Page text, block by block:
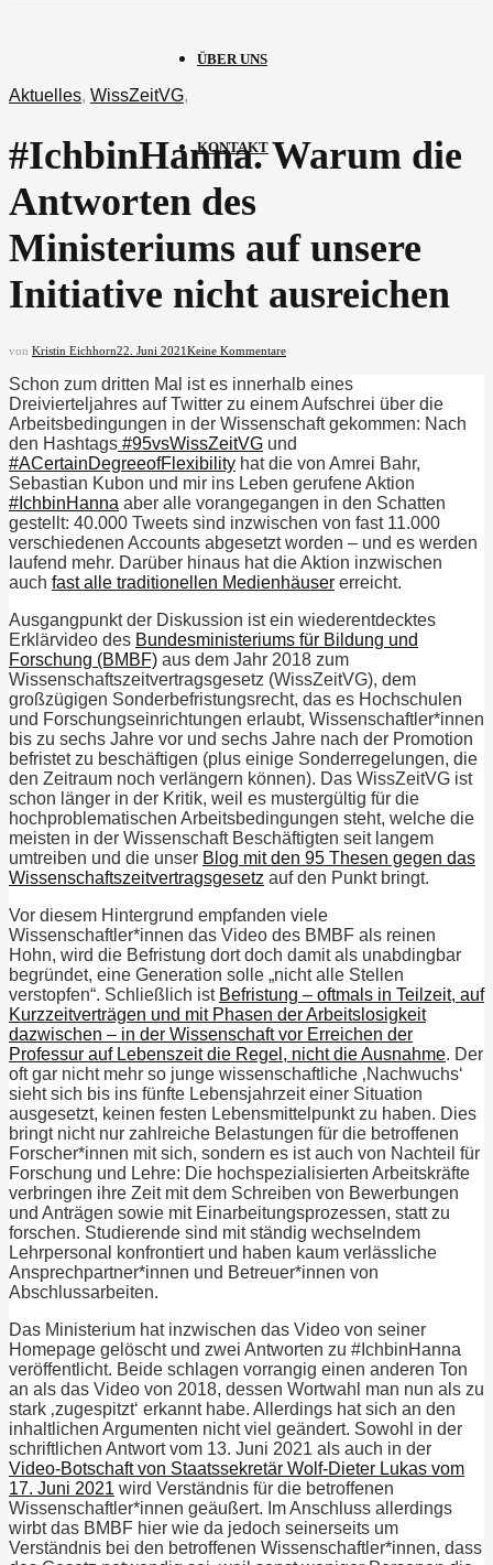
ÜBER UNS
KONTAKT
Aktuelles, WissZeitVG,
#IchbinHanna. Warum die
Antworten des
Ministeriums auf unsere
Initiative nicht ausreichen
von Kristin Eichhorn22. Juni 2021 Keine Kommentare
Schon zum dritten Mal ist es innerhalb eines
Dreivierteljahres auf Twitter zu einem Aufschrei über die
Arbeitsbedingungen in der Wissenschaft gekommen: Nach
den Hashtags #95vsWissZeitVG und
#ACertainDegreeofFlexibility hat die von Amrei Bahr,
Sebastian Kubon und mir ins Leben gerufene Aktion
#IchbinHanna aber alle vorangegangen in den Schatten
gestellt: 40.000 Tweets sind inzwischen von fast 11.000
verschiedenen Accounts abgesetzt worden – und es werden
laufend mehr. Darüber hinaus hat die Aktion inzwischen
auch fast alle traditionellen Medienhäuser erreicht.
Ausgangpunkt der Diskussion ist ein wiederentdecktes
Erklärvideo des Bundesministeriums für Bildung und
Forschung (BMBF) aus dem Jahr 2018 zum
Wissenschaftszeitvertragsgesetz (WissZeitVG), dem
großzügigen Sonderbefristungsrecht, das es Hochschulen
und Forschungseinrichtungen erlaubt, Wissenschaftler*innen
bis zu sechs Jahre vor und sechs Jahre nach der Promotion
befristet zu beschäftigen (plus einige Sonderregelungen, die
den Zeitraum noch verlängern können). Das WissZeitVG ist
schon länger in der Kritik, weil es mustergültig für die
hochproblematischen Arbeitsbedingungen steht, welche die
meisten in der Wissenschaft Beschäftigten seit langem
umtreiben und die unser Blog mit den 95 Thesen gegen das
Wissenschaftszeitvertragsgesetz auf den Punkt bringt.
Vor diesem Hintergrund empfanden viele
Wissenschaftler*innen das Video des BMBF als reinen
Hohn, wird die Befristung dort doch damit als unabdingbar
begründet, eine Generation solle „nicht alle Stellen
verstopfen“. Schließlich ist Befristung – oftmals in Teilzeit, auf
Kurzzeitverträgen und mit Phasen der Arbeitslosigkeit
dazwischen – in der Wissenschaft vor Erreichen der
Professur auf Lebenszeit die Regel, nicht die Ausnahme. Der
oft gar nicht mehr so junge wissenschaftliche ‚Nachwuchs‘
sieht sich bis ins fünfte Lebensjahrzeit einer Situation
ausgesetzt, keinen festen Lebensmittelpunkt zu haben. Dies
bringt nicht nur zahlreiche Belastungen für die betroffenen
Forscher*innen mit sich, sondern es ist auch von Nachteil für
Forschung und Lehre: Die hochspezialisierten Arbeitskräfte
verbringen ihre Zeit mit dem Schreiben von Bewerbungen
und Anträgen sowie mit Einarbeitungsprozessen, statt zu
forschen. Studierende sind mit ständig wechselndem
Lehrpersonal konfrontiert und haben kaum verlässliche
Ansprechpartner*innen und Betreuer*innen von
Abschlussarbeiten.
Das Ministerium hat inzwischen das Video von seiner
Homepage gelöscht und zwei Antworten zu #IchbinHanna
veröffentlicht. Beide schlagen vorrangig einen anderen Ton
an als das Video von 2018, dessen Wortwahl man nun als zu
stark ‚zugespitzt‘ erkannt habe. Allerdings hat sich an den
inhaltlichen Argumenten nicht viel geändert. Sowohl in der
schriftlichen Antwort vom 13. Juni 2021 als auch in der
Video-Botschaft von Staatssekretär Wolf-Dieter Lukas vom
17. Juni 2021 wird Verständnis für die betroffenen
Wissenschaftler*innen geäußert. Im Anschluss allerdings
wirbt das BMBF hier wie da jedoch seinerseits um
Verständnis bei den betroffenen Wissenschaftler*innen, dass